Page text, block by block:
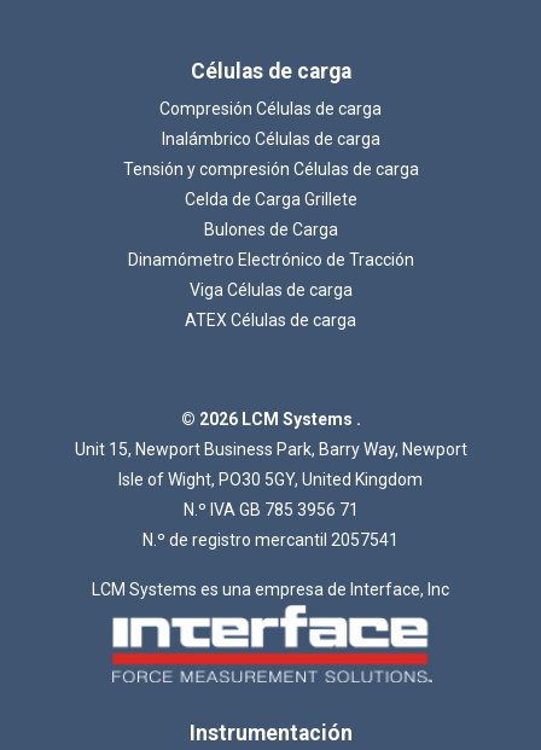
Cargando...
Células de carga
Compresión Células de carga
Inalámbrico Células de carga
Tensión y compresión Células de carga
Celda de Carga Grillete
Bulones de Carga
Dinamómetro Electrónico de Tracción
Viga Células de carga
ATEX Células de carga
© 2026 LCM Systems .
Unit 15, Newport Business Park, Barry Way, Newport
Isle of Wight, PO30 5GY, United Kingdom
N.º IVA GB 785 3956 71
N.º de registro mercantil 2057541
LCM Systems es una empresa de Interface, Inc
Instrumentación